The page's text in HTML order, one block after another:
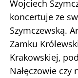
Wojciech
koncertuje ze
Szymczewską.
Zamku
Krakowskiej,
Nałęczowie czy